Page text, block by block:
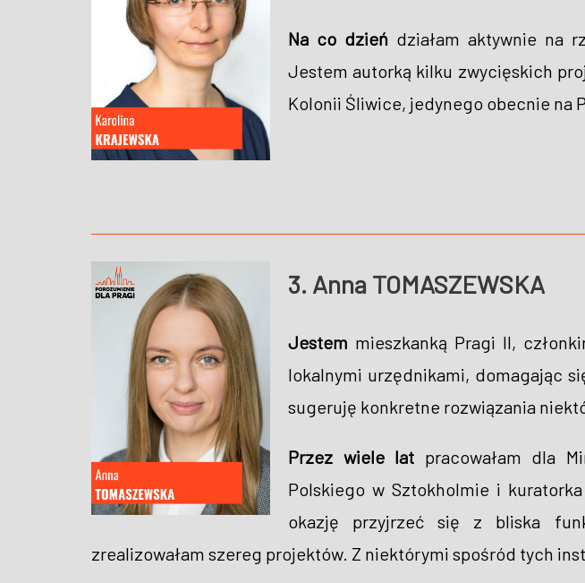
Na co dzieńdziałam aktywnie na
Jestem autorką kilku zwycięskich
Kolonii Śliwice, jedynego obecnie na
3. Anna TOMASZEWSKA
Jestem mieszkanką Pragi II,
lokalnymi urzędnikami, domagając
sugeruję konkretne rozwiązania
Przez wiele lat pracowałam dla
Polskiego w Sztokholmie i
okazję przyjrzeć się z bliska
zrealizowałam szereg projektów. Z niektórymi spośród tych